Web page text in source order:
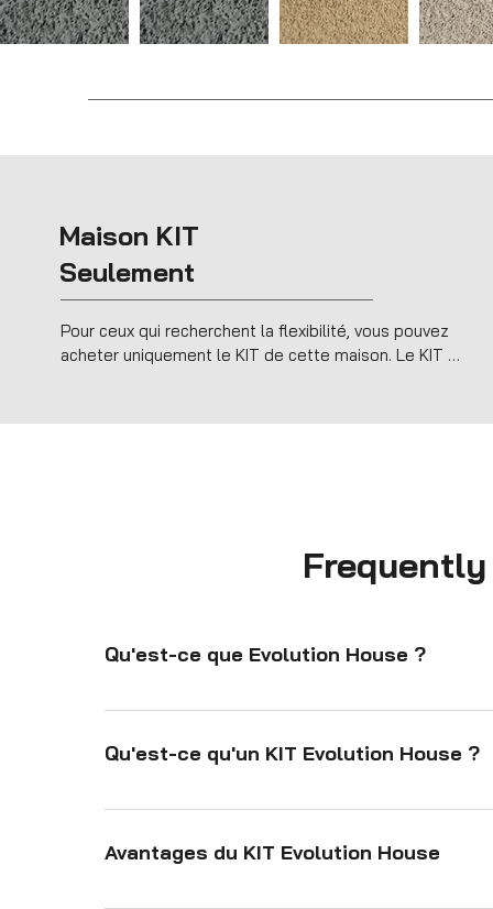
Maison KIT
Seulement
Pour ceux qui recherchent la flexibilité, vous pouvez
acheter uniquement le KIT de cette maison. Le KIT
Structure à ossature bois pour un montage rapide et
Parfait pour les projets de bricolage ou la collaboration
durable.Qu'est-ce que Evolution House ?
Evolution House est un concept d'habitation
tout en conservant une qualité et une efficacité
Qu'est-ce qu'un KIT Evolution House ?
Un kit Evolution House est un ensemble complet
construction, le rendant plus rapide, plus efficace
Avantages du KIT Evolution House